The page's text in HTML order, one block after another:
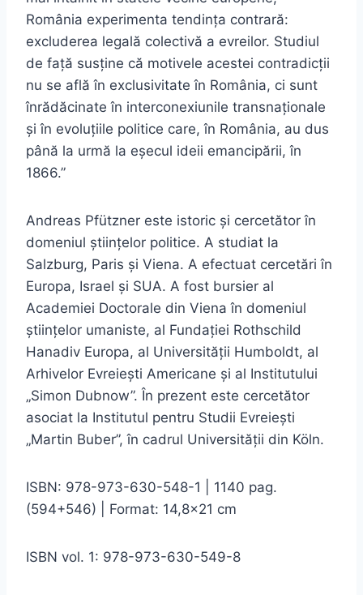
România experimenta tendința contrară:
excluderea legală colectivă a evreilor. Studiul
de față susține că motivele acestei contradicții
nu se află în exclusivitate în România, ci sunt
înrădăcinate în interconexiunile transnaționale
și în evoluțiile politice care, în România, au dus
până la urmă la eșecul ideii emancipării, în
1866.”
Andreas Pfützner este istoric și cercetător în
domeniul științelor politice. A studiat la
Salzburg, Paris și Viena. A efectuat cercetări în
Europa, Israel și SUA. A fost bursier al
Academiei Doctorale din Viena în domeniul
științelor umaniste, al Fundației Rothschild
Hanadiv Europa, al Universității Humboldt, al
Arhivelor Evreiești Americane și al Institutului
„Simon Dubnow”. În prezent este cercetător
asociat la Institutul pentru Studii Evreiești
„Martin Buber”, în cadrul Universității din Köln.
ISBN: 978-973-630-548-1 | 1140 pag.
(594+546) | Format: 14,8×21 cm
ISBN vol. 1: 978-973-630-549-8